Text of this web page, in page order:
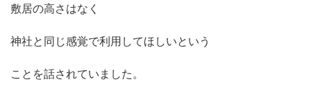
敷居の高さはなく
神社と同じ感覚で利用してほしいという
ことを話されていました。